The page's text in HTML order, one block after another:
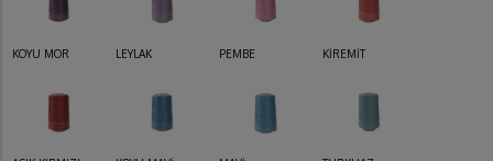
KOYU MOR LEYLAK PEMBE KİREMİT